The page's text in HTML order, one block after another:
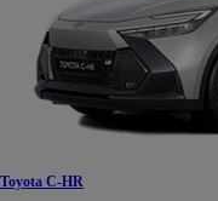
Toyota C-HR